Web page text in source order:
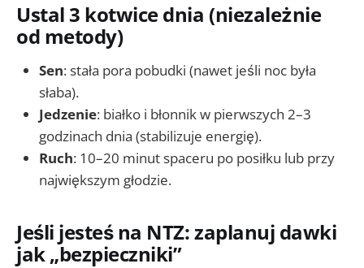
Ustal 3 kotwice dnia (niezależnie
od metody)
Sen: stała pora pobudki (nawet jeśli noc była
słaba).
Jedzenie: białko i błonnik w pierwszych 2–3
godzinach dnia (stabilizuje energię).
Ruch: 10–20 minut spaceru po posiłku lub przy
największym głodzie.
Jeśli jesteś na NTZ: zaplanuj dawki
jak „bezpieczniki”